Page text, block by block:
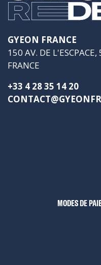
GYEON FRANCE
150 AV. DE
FRANCE
+33 4 28 35 14 20
MODES DE